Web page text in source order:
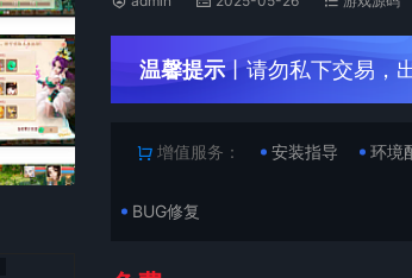
温馨提示丨请勿私下交易，
增值服务： 安装指导 环境
BUG修复